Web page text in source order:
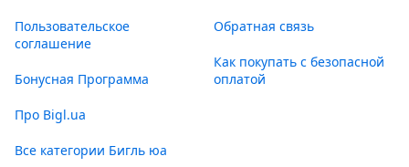
Пользовательское
соглашение
Бонусная Программа
Про Bigl.ua
Все категории Бигль юа
Обратная связь
Как покупать с безопасной
оплатой